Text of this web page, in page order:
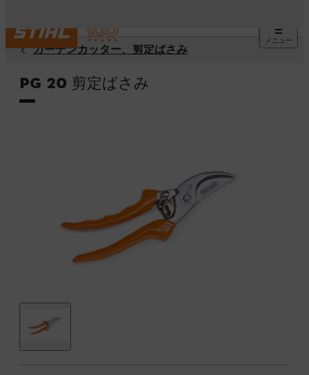
メニュー
ガーデンカッター、剪定ばさみ
PG 20 剪定ばさみ